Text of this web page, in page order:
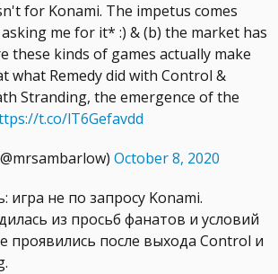
for Konami. The impetus comes
me for it* :) & (b) the market has
these kinds of games actually make
what Remedy did with Control &
Stranding, the emergence of the
t.co/lT6Gefavdd
October 8, 2020
игра не по запросу Konami.
из просьб фанатов и условий
проявились после выхода Control и